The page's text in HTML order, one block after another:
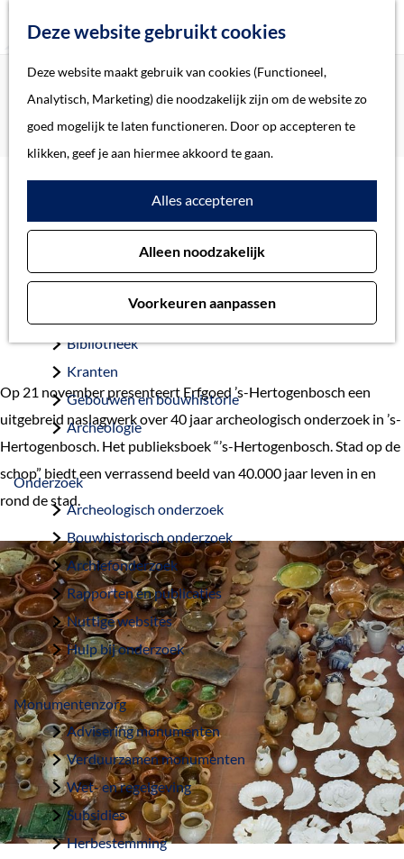
Deze website gebruikt cookies
Deze website maakt gebruik van cookies (Functioneel,
Analytisch, Marketing) die noodzakelijk zijn om de website zo
goed mogelijk te laten functioneren. Door op accepteren te
klikken, geef je aan hiermee akkoord te gaan.
Alles accepteren
Alleen noodzakelijk
Voorkeuren aanpassen
p
a
g
e
k
e
Home
Verhalen
Thema
Soort object
Collecties
Beeld en geluid
Bibliotheek
Kranten
Gebouwen en bouwhistorie
Archeologie
Onderzoek
Archeologisch onderzoek
Bouwhistorisch onderzoek
Archiefonderzoek
Rapporten en publicaties
Nuttige websites
Hulp bij onderzoek
Monumentenzorg
Advisering monumenten
Verduurzamen monumenten
Wet- en regelgeving
Subsidies
Herbestemming
Home
Actueel
Publieksboek over 40 jaar archeologisch onderzoek in ’s-
Hertogenbosch
Publieksboek over 40 jaar
archeologisch onderzoek in
’s-Hertogenbosch
14 november 2019
Op 21 november presenteert Erfgoed ’s-Hertogenbosch een
uitgebreid naslagwerk over 40 jaar archeologisch onderzoek in ’s-
Hertogenbosch. Het publieksboek “’s-Hertogenbosch. Stad op de
schop” biedt een verrassend beeld van 40.000 jaar leven in en
rond de stad.